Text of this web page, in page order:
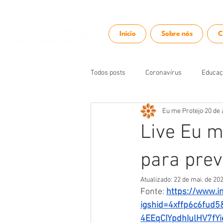
Início Sobre nós
Todos posts Coronavírus
Palestras
Live Eu
para
Eu me Protejo 20 de
Atualizado: 22 de mai. de
Fonte: https://